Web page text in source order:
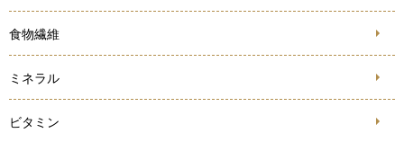
食物繊維
ミネラル
ビタミン